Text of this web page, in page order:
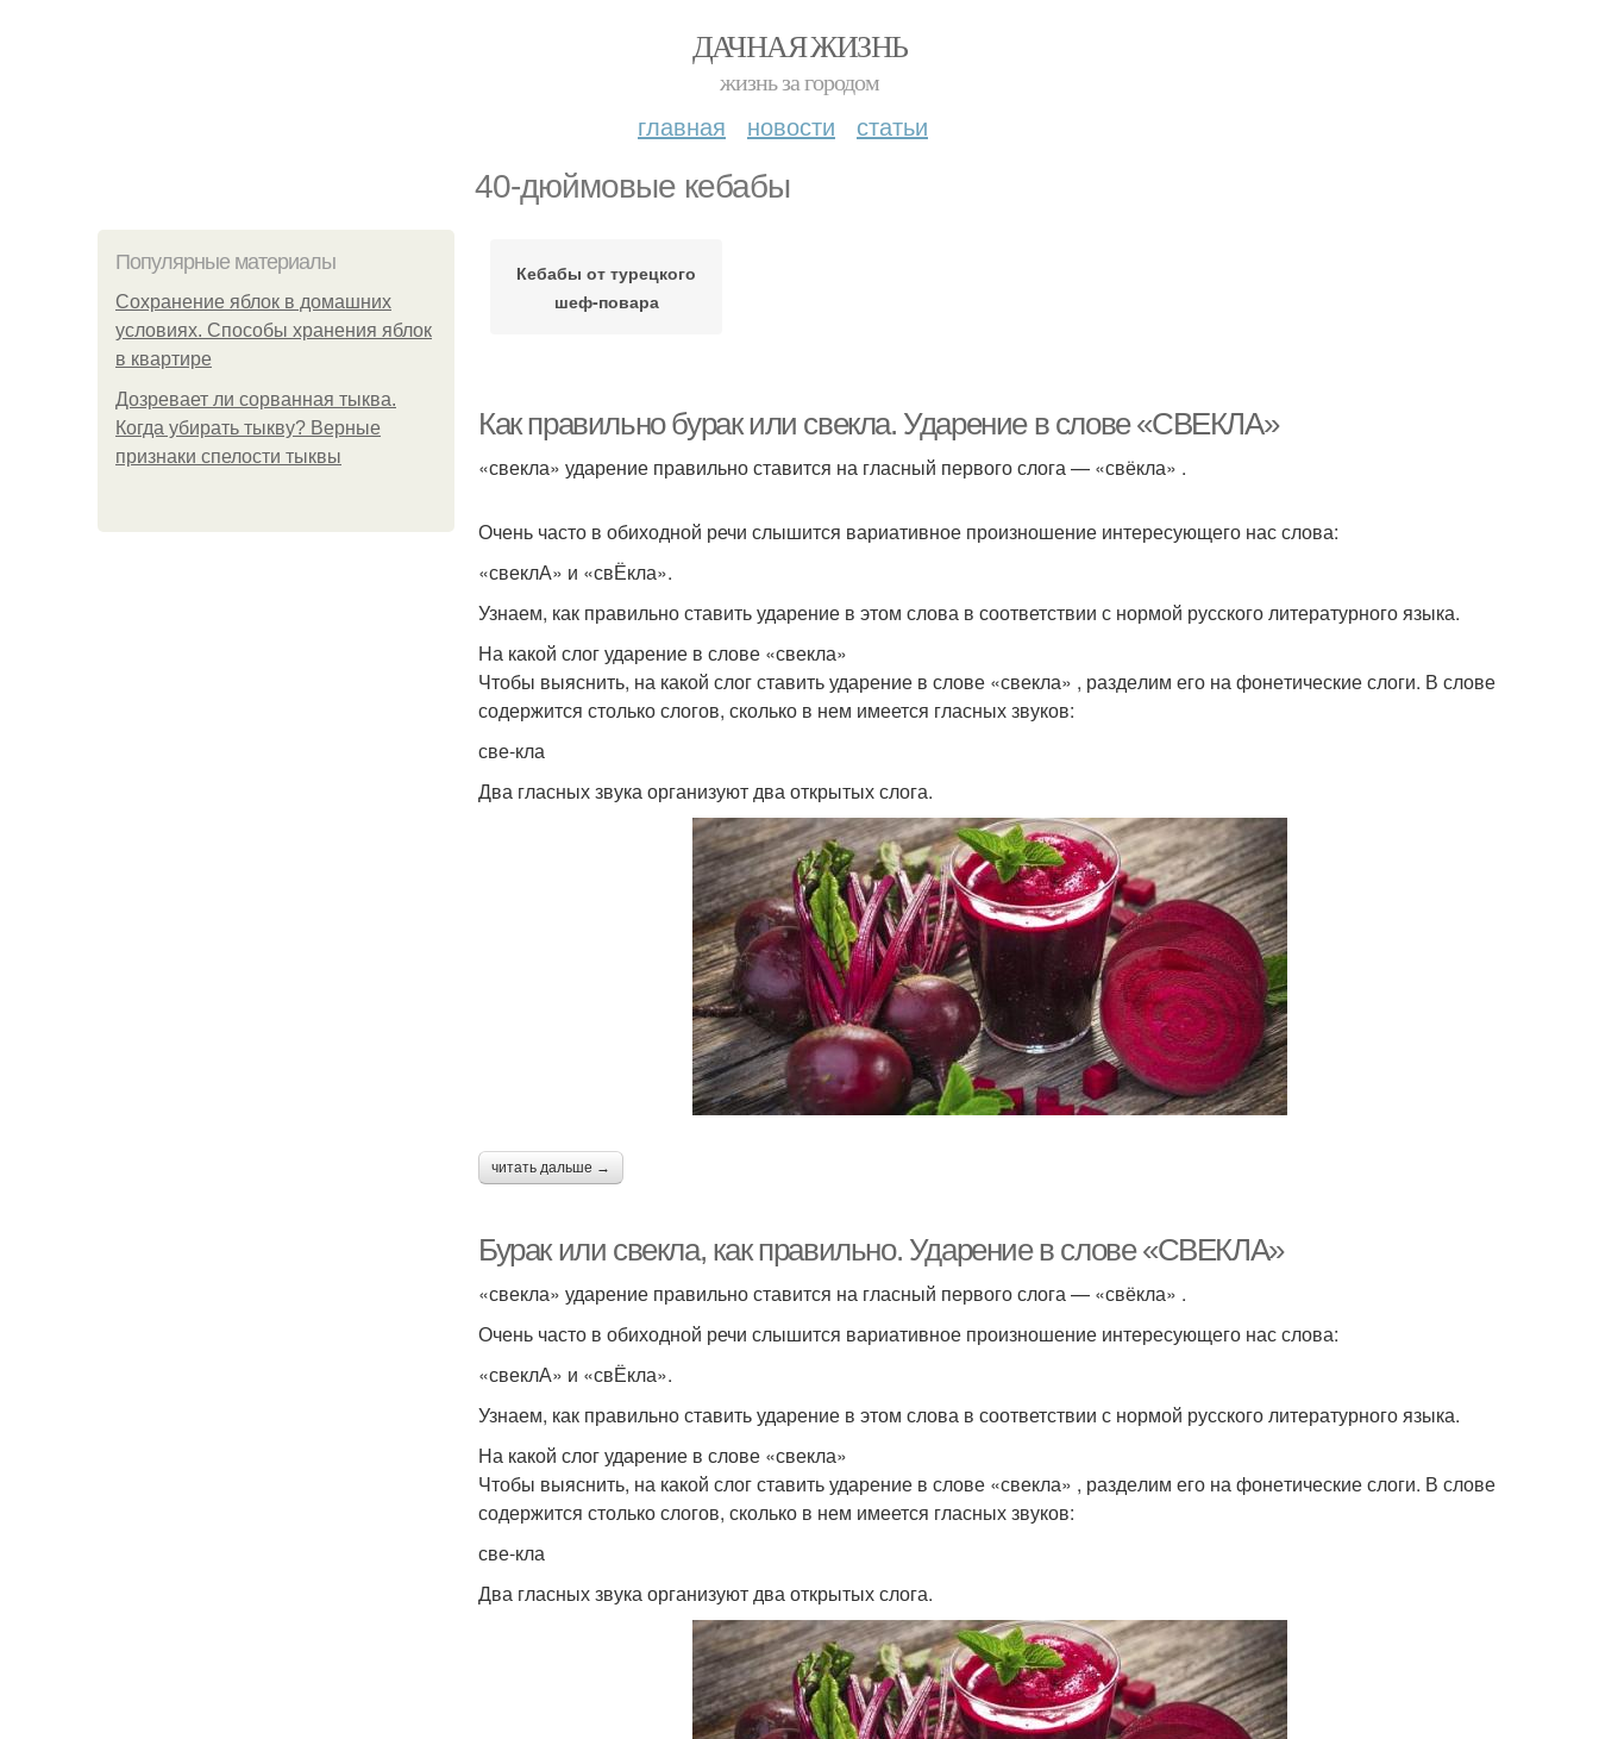
ДАЧНАЯ ЖИЗНЬ
жизнь за городом
главная новости статьи
40-дюймовые кебабы
Популярные материалы
Сохранение яблок в домашних
условиях. Способы хранения яблок
в квартире
Дозревает ли сорванная тыква.
Когда убирать тыкву? Верные
признаки спелости тыквы
Кебабы от турецкого
шеф-повара
Как правильно бурак или свекла. Ударение в слове «СВЕКЛА»
«свек­ла» уда­ре­ние пра­виль­но ста­вит­ся на глас­ный пер­во­го сло­га — «свёк­ла» .
Очень часто в оби­ход­ной речи слы­шит­ся вари­а­тив­ное про­из­но­ше­ние инте­ре­су­ю­ще­го нас сло­ва:
«свеклА» и «свЁкла».
Узнаем, как пра­виль­но ста­вить уда­ре­ние в этом сло­ва в соот­вет­ствии с нор­мой рус­ско­го лите­ра­тур­но­го язы­ка.
На какой слог ударение в слове «свекла»
Чтобы выяс­нить, на какой слог ста­вить уда­ре­ние в сло­ве «свек­ла» , раз­де­лим его на фоне­ти­че­ские сло­ги. В сло­ве
содер­жит­ся столь­ко сло­гов, сколь­ко в нем име­ет­ся глас­ных зву­ков:
све-кла
Два глас­ных зву­ка орга­ни­зу­ют два откры­тых сло­га.
читать дальше →
Бурак или свекла, как правильно. Ударение в слове «СВЕКЛА»
«свек­ла» уда­ре­ние пра­виль­но ста­вит­ся на глас­ный пер­во­го сло­га — «свёк­ла» .
Очень часто в оби­ход­ной речи слы­шит­ся вари­а­тив­ное про­из­но­ше­ние инте­ре­су­ю­ще­го нас сло­ва:
«свеклА» и «свЁкла».
Узнаем, как пра­виль­но ста­вить уда­ре­ние в этом сло­ва в соот­вет­ствии с нор­мой рус­ско­го лите­ра­тур­но­го язы­ка.
На какой слог ударение в слове «свекла»
Чтобы выяс­нить, на какой слог ста­вить уда­ре­ние в сло­ве «свек­ла» , раз­де­лим его на фоне­ти­че­ские сло­ги. В сло­ве
содер­жит­ся столь­ко сло­гов, сколь­ко в нем име­ет­ся глас­ных зву­ков:
све-кла
Два глас­ных зву­ка орга­ни­зу­ют два откры­тых сло­га.